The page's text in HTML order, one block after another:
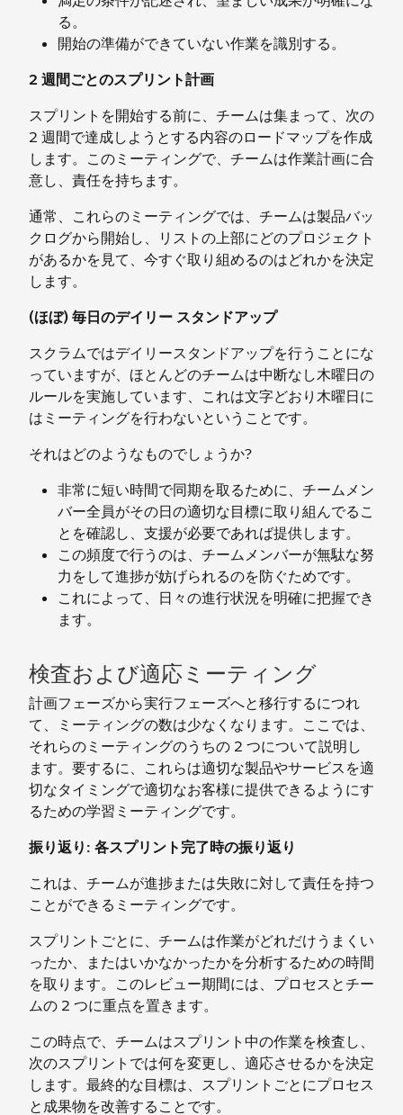
る。
開始の準備ができていない作業を識別する。
2 週間ごとのスプリント計画
スプリントを開始する前に、チームは集まって、次の
2 週間で達成しようとする内容のロードマップを作成
します。このミーティングで、チームは作業計画に合
意し、責任を持ちます。
通常、これらのミーティングでは、チームは製品バッ
クログから開始し、リストの上部にどのプロジェクト
があるかを見て、今すぐ取り組めるのはどれかを決定
します。
(ほぼ) 毎日のデイリー スタンドアップ
スクラムではデイリースタンドアップを行うことにな
っていますが、ほとんどのチームは中断なし木曜日の
ルールを実施しています、これは文字どおり木曜日に
はミーティングを行わないということです。
それはどのようなものでしょうか?
非常に短い時間で同期を取るために、チームメン
バー全員がその日の適切な目標に取り組んでるこ
とを確認し、支援が必要であれば提供します。
この頻度で行うのは、チームメンバーが無駄な努
力をして進捗が妨げられるのを防ぐためです。
これによって、日々の進行状況を明確に把握でき
ます。
検査および適応ミーティング
計画フェーズから実行フェーズへと移行するにつれ
て、ミーティングの数は少なくなります。ここでは、
それらのミーティングのうちの 2 つについて説明し
ます。要するに、これらは適切な製品やサービスを適
切なタイミングで適切なお客様に提供できるようにす
るための学習ミーティングです。
振り返り: 各スプリント完了時の振り返り
これは、チームが進捗または失敗に対して責任を持つ
ことができるミーティングです。
スプリントごとに、チームは作業がどれだけうまくい
ったか、またはいかなかったかを分析するための時間
を取ります。このレビュー期間には、プロセスとチー
ムの 2 つに重点を置きます。
この時点で、チームはスプリント中の作業を検査し、
次のスプリントでは何を変更し、適応させるかを決定
します。最終的な目標は、スプリントごとにプロセス
と成果物を改善することです。